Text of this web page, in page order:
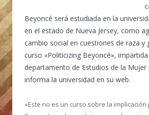
Beyoncé será estudiada en la
en el estado de Nueva Jersey, como
cambio social en cuestiones de raza y
curso «Politicizing Beyoncé»,
departamento de Estudios de la Mujer
informa la universidad en su web.
«Este no es un curso sobre la implicación